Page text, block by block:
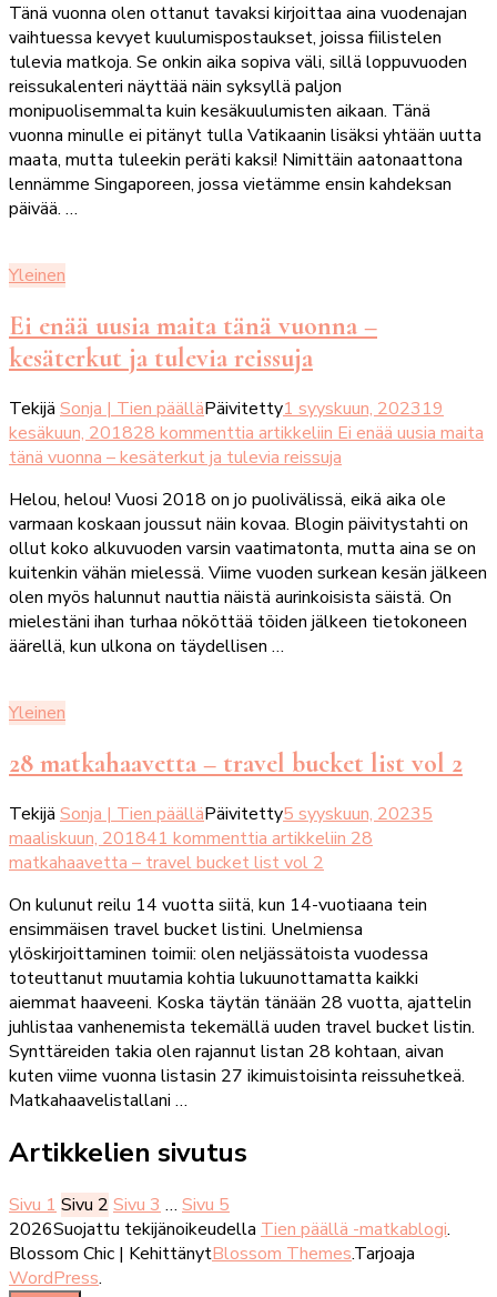
Tänä vuonna olen ottanut tavaksi kirjoittaa aina vuodenajan
vaihtuessa kevyet kuulumispostaukset, joissa fiilistelen
tulevia matkoja. Se onkin aika sopiva väli, sillä loppuvuoden
reissukalenteri näyttää näin syksyllä paljon
monipuolisemmalta kuin kesäkuulumisten aikaan. Tänä
vuonna minulle ei pitänyt tulla Vatikaanin lisäksi yhtään uutta
maata, mutta tuleekin peräti kaksi! Nimittäin aatonaattona
lennämme Singaporeen, jossa vietämme ensin kahdeksan
päivää. …
Yleinen
Ei enää uusia maita tänä vuonna –
kesäterkut ja tulevia reissuja
Tekijä Sonja | Tien päälläPäivitetty1 syyskuun, 202319
kesäkuun, 201828 kommenttia artikkeliin Ei enää uusia maita
tänä vuonna – kesäterkut ja tulevia reissuja
Helou, helou! Vuosi 2018 on jo puolivälissä, eikä aika ole
varmaan koskaan joussut näin kovaa. Blogin päivitystahti on
ollut koko alkuvuoden varsin vaatimatonta, mutta aina se on
kuitenkin vähän mielessä. Viime vuoden surkean kesän jälkeen
olen myös halunnut nauttia näistä aurinkoisista säistä. On
mielestäni ihan turhaa nököttää töiden jälkeen tietokoneen
äärellä, kun ulkona on täydellisen …
Yleinen
28 matkahaavetta – travel bucket list vol 2
Tekijä Sonja | Tien päälläPäivitetty5 syyskuun, 20235
maaliskuun, 201841 kommenttia artikkeliin 28
matkahaavetta – travel bucket list vol 2
On kulunut reilu 14 vuotta siitä, kun 14-vuotiaana tein
ensimmäisen travel bucket listini. Unelmiensa
ylöskirjoittaminen toimii: olen neljässätoista vuodessa
toteuttanut muutamia kohtia lukuunottamatta kaikki
aiemmat haaveeni. Koska täytän tänään 28 vuotta, ajattelin
juhlistaa vanhenemista tekemällä uuden travel bucket listin.
Synttäreiden takia olen rajannut listan 28 kohtaan, aivan
kuten viime vuonna listasin 27 ikimuistoisinta reissuhetkeä.
Matkahaavelistallani …
Artikkelien sivutus
Sivu 1 Sivu 2 Sivu 3 … Sivu 5
2026Suojattu tekijänoikeudella Tien päällä -matkablogi.
Blossom Chic | KehittänytBlossom Themes.Tarjoaja
WordPress.